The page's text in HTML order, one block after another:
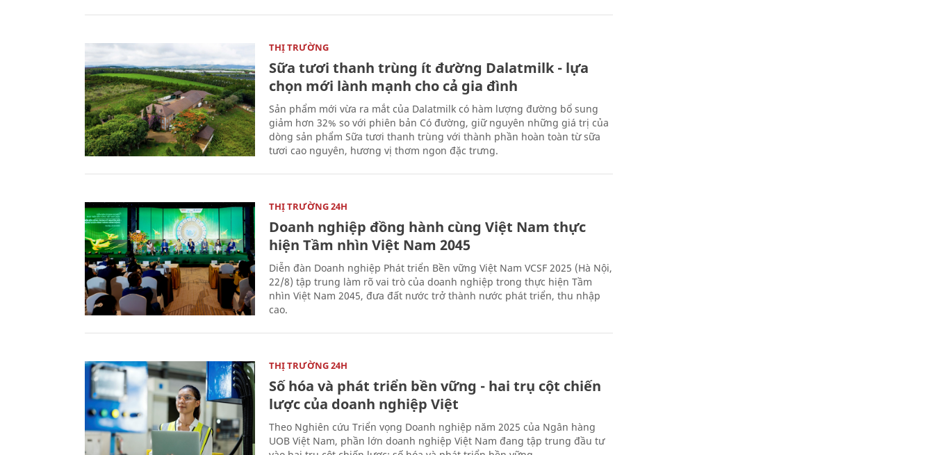
THỊ TRƯỜNG
Sữa tươi thanh trùng ít đường Dalatmilk - lựa
chọn mới lành mạnh cho cả gia đình
Sản phẩm mới vừa ra mắt của Dalatmilk có hàm lượng đường bổ sung
giảm hơn 32% so với phiên bản Có đường, giữ nguyên những giá trị của
dòng sản phẩm Sữa tươi thanh trùng với thành phần hoàn toàn từ sữa
tươi cao nguyên, hương vị thơm ngon đặc trưng.
THỊ TRƯỜNG 24H
Doanh nghiệp đồng hành cùng Việt Nam thực
hiện Tầm nhìn Việt Nam 2045
Diễn đàn Doanh nghiệp Phát triển Bền vững Việt Nam VCSF 2025 (Hà Nội,
22/8) tập trung làm rõ vai trò của doanh nghiệp trong thực hiện Tầm
nhìn Việt Nam 2045, đưa đất nước trở thành nước phát triển, thu nhập
cao.
THỊ TRƯỜNG 24H
Số hóa và phát triển bền vững - hai trụ cột chiến
lược của doanh nghiệp Việt
Theo Nghiên cứu Triển vọng Doanh nghiệp năm 2025 của Ngân hàng
UOB Việt Nam, phần lớn doanh nghiệp Việt Nam đang tập trung đầu tư